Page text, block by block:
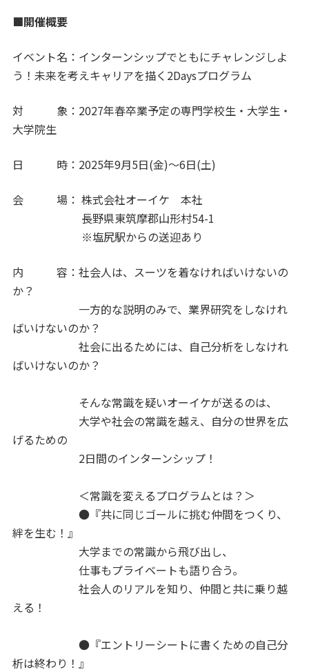
■開催概要
イベント名：インターンシップでともにチャレンジしよ
う！未来を考えキャリアを描く2Daysプログラム
対 象：2027年春卒業予定の専門学校生・大学生・
大学院生
日 時：2025年9月5日(金)～6日(土)
会 場： 株式会社オーイケ 本社
長野県東筑摩郡山形村54-1
※塩尻駅からの送迎あり
内 容：社会人は、スーツを着なければいけないの
か？
一方的な説明のみで、業界研究をしなけれ
ばいけないのか？
社会に出るためには、自己分析をしなけれ
ばいけないのか？
そんな常識を疑いオーイケが送るのは、
大学や社会の常識を越え、自分の世界を広
げるための
2日間のインターンシップ！
＜常識を変えるプログラムとは？＞
●『共に同じゴールに挑む仲間をつくり、
絆を生む！』
大学までの常識から飛び出し、
仕事もプライベートも語り合う。
社会人のリアルを知り、仲間と共に乗り越
える！
●『エントリーシートに書くための自己分
析は終わり！』